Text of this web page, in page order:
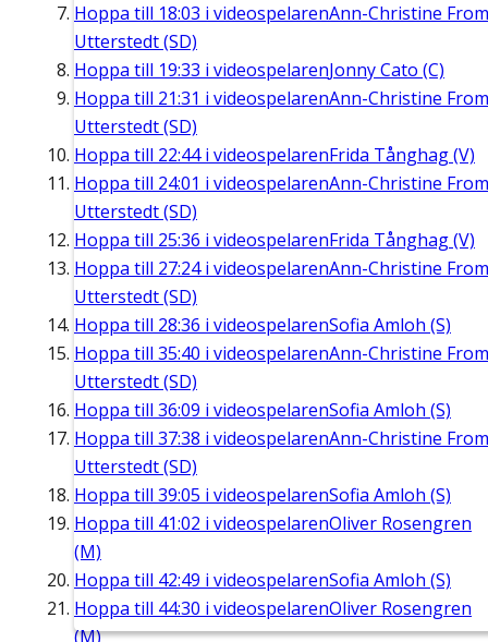
Hoppa till 18:03 i videospelarenAnn-Christine From
Utterstedt (SD)
Hoppa till 19:33 i videospelarenJonny Cato (C)
Hoppa till 21:31 i videospelarenAnn-Christine From
Utterstedt (SD)
Hoppa till 22:44i videospelarenFrida Tånghag (V)
Hoppa till 24:01 i videospelarenAnn-Christine From
Utterstedt (SD)
Hoppa till 25:36 i videospelarenFrida Tånghag (V)
Hoppa till 27:24i videospelarenAnn-Christine From
Utterstedt (SD)
Hoppa till 28:36 i videospelarenSofia Amloh (S)
Hoppa till 35:40 i videospelarenAnn-Christine From
Utterstedt (SD)
Hoppa till 36:09 i videospelarenSofia Amloh (S)
Hoppa till 37:38 i videospelarenAnn-Christine From
Utterstedt (SD)
Hoppa till 39:05 i videospelarenSofia Amloh (S)
Hoppa till 41:02 i videospelarenOliver Rosengren
(M)
Hoppa till 42:49 i videospelarenSofia Amloh (S)
Hoppa till 44:30 i videospelarenOliver Rosengren
(M)